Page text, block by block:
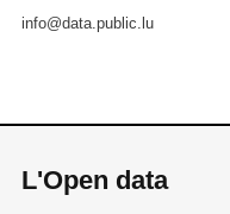
info@data.public.lu
L'Open data